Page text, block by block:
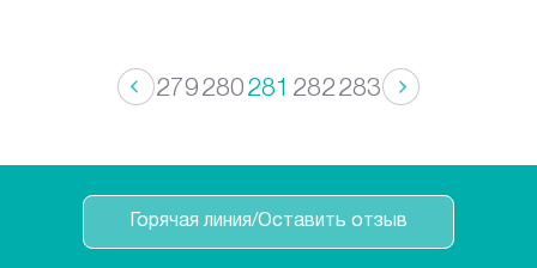
279280281 282283
Горячая линия/Оставить отзыв